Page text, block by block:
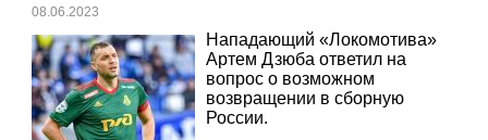
08.06.2023
Нападающий «Локомотива»
Артем Дзюба ответил на
вопрос о возможном
возвращении в сборную
России.